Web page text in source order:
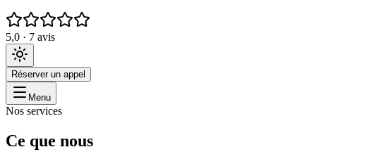
5,0 · 7 avis
Réserver un appel
Menu
Nos services
Ce que nous